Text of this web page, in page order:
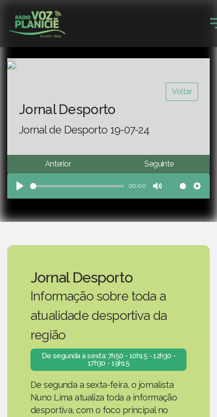
Voltar
Jornal Desporto
Jornal de Desporto 19-07-24
Anterior Seguinte
Play
00:00
Mute
Jornal Desporto
Informação sobre toda a
atualidade desportiva da
região
De segunda a sexta: 7h50 - 10h15 - 12h30 -
17h30 - 19h15
De segunda a sexta-feira, o jornalista
Nuno Lima atualiza toda a informação
desportiva, com o foco principal no